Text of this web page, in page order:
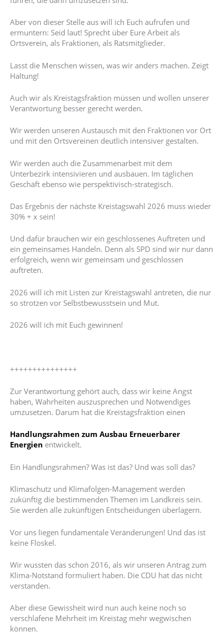
Aber von dieser Stelle aus will ich Euch aufrufen und
ermuntern: Seid laut! Sprecht über Eure Arbeit als
Ortsverein, als Fraktionen, als Ratsmitglieder.
Lasst die Menschen wissen, was wir anders machen. Zeigt
Haltung!
Auch wir als Kreistagsfraktion müssen und wollen unserer
Verantwortung besser gerecht werden.
Wir werden unseren Austausch mit den Fraktionen vor Ort
und mit den Ortsvereinen deutlich intensiver gestalten.
Wir werden auch die Zusammenarbeit mit dem
Unterbezirk intensivieren und ausbauen. Im täglichen
Geschäft ebenso wie perspektivisch-strategisch.
Das Ergebnis der nächste Kreistagswahl 2026 muss wieder
30% + x sein!
Und dafür brauchen wir ein geschlossenes Auftreten und
ein gemeinsames Handeln. Denn als SPD sind wir nur dann
erfolgreich, wenn wir gemeinsam und geschlossen
auftreten.
2026 will ich mit Listen zur Kreistagswahl antreten, die nur
so strotzen vor Selbstbewusstsein und Mut.
2026 will ich mit Euch gewinnen!
+++++++++++++++
Zur Verantwortung gehört auch, dass wir keine Angst
haben, Wahrheiten auszusprechen und Notwendiges
umzusetzen. Darum hat die Kreistagsfraktion einen
Handlungsrahmen zum Ausbau Erneuerbarer
Energien entwickelt.
Ein Handlungsrahmen? Was ist das? Und was soll das?
Klimaschutz und Klimafolgen-Management werden
zukünftig die bestimmenden Themen im Landkreis sein.
Sie werden alle zukünftigen Entscheidungen überlagern.
Vor uns liegen fundamentale Veränderungen! Und das ist
keine Floskel.
Wir wussten das schon 2016, als wir unseren Antrag zum
Klima-Notstand formuliert haben. Die CDU hat das nicht
verstanden.
Aber diese Gewissheit wird nun auch keine noch so
verschlafene Mehrheit im Kreistag mehr wegwischen
können.